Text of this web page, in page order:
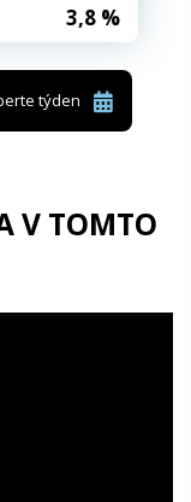
3,8 %
týden
V TOMTO